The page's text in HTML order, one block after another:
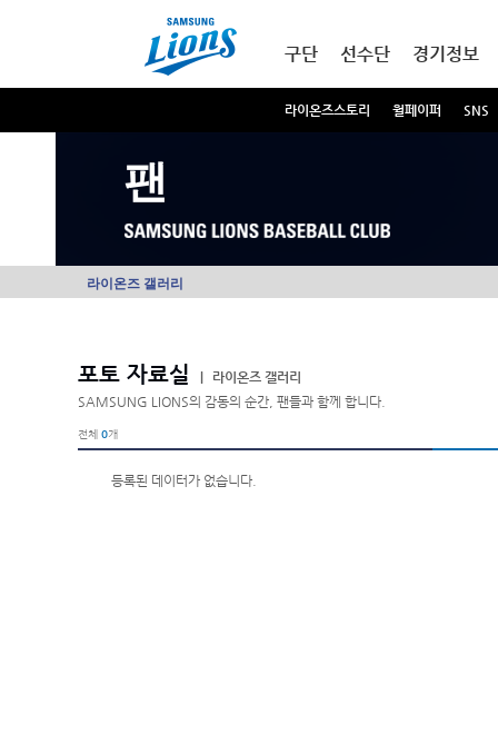
구단 선수단 경기정보
라이온즈스토리 월페이퍼 SNS
팬
라이온즈 갤러리
포토 자료실
라이온즈 갤러리
SAMSUNG LIONS의 감동의 순간, 팬들과 함께 합니다.
전체 0개
등록된 데이터가 없습니다.